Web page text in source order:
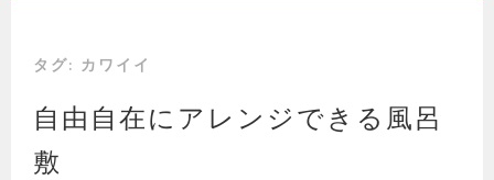
タグ: カワイイ
自由自在にアレンジできる風呂
敷